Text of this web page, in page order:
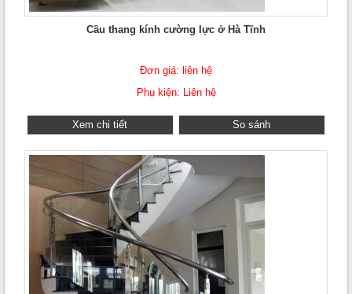
Cầu thang kính cường lực ở Hà Tĩnh
Đơn giá: liên hệ
Phụ kiện: Liên hệ
Xem chi tiết So sánh